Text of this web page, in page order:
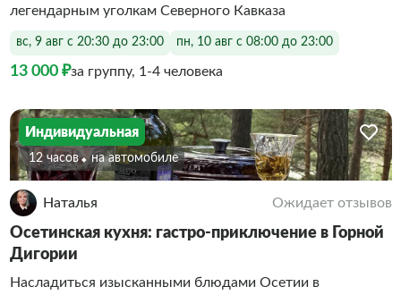
легендарным уголкам Северного Кавказа
вс, 9 авг с 20:30 до 23:00 пн, 10 авг с 08:00 до 23:00
13 000 ₽за группу, 1-4 человека
Индивидуальная
12 часов На автомобиле
Наталья Ожидает отзывов
Осетинская кухня: гастро-приключение в Горной
Дигории
Насладиться изысканными блюдами Осетии в